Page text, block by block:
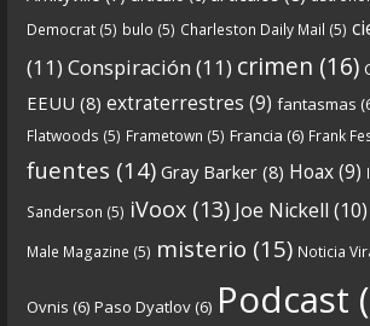
Crónicas de Nantucket
Descargar
https://www.ivoox.com/cdn-6x05-
parte-1-origenes-audios-
Tras una exhaustiva investigación
y desarrollo de Qanon, la madre de
Democrat (5) bulo (5) Charleston Daily Mail (5)
(11) Conspiración (11) crimen (16)
EEUU (8) extraterrestres (9) fantasmas
Flatwoods (5) Frametown (5) Francia (6) Frank
fuentes (14) Gray Barker (8) Hoax(9)
Sanderson (5) iVoox (13) Joe Nickell (10)
Male Magazine (5) misterio (15) Noticia
Ovnis (6) Paso Dyatlov (6) Podcast